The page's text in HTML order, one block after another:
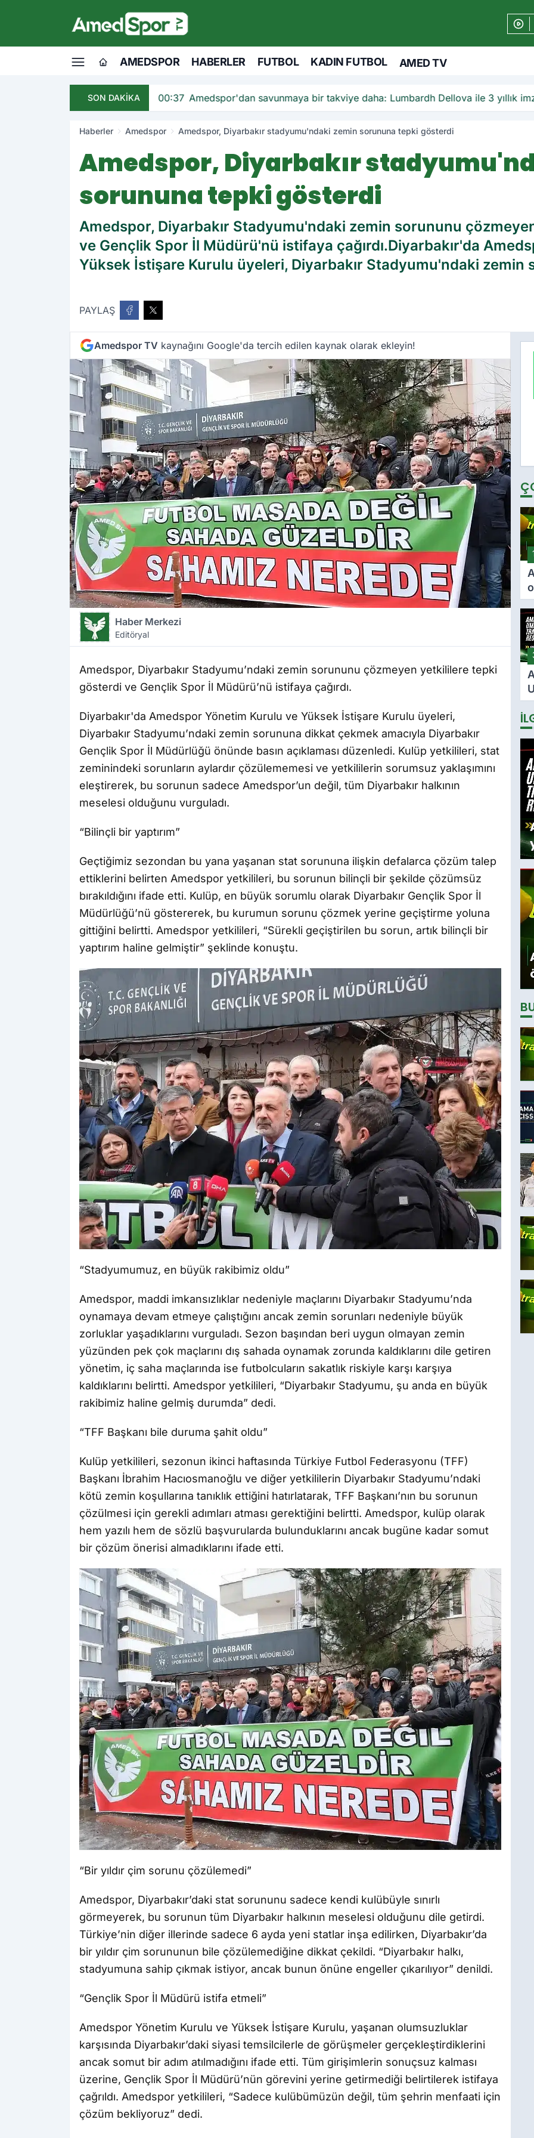
AMEDSPOR HABERLER FUTBOL KADIN FUTBOL AMED TV
SON DAKİKA 00:37 Amedspor'dan savunmaya bir takviye daha: Lumbardh Dellova ile 3 yıllık
Haberler Amedspor Amedspor, Diyarbakır stadyumu'ndaki zemin sorununa tepki gösterdi
Amedspor, Diyarbakır
sorununa tepki gösterdi
Amedspor, Diyarbakır Stadyumu'ndaki zemin sorununu
ve Gençlik Spor İl Müdürü'nü istifaya çağırdı.Diyarbakır'da
Yüksek İstişare Kurulu üyeleri, Diyarbakır Stadyumu'ndaki zemin
PAYLAŞ
Amedspor TV kaynağını Google'da tercih edilen kaynak olarak ekleyin!
Haber Merkezi
Editöryal
Amedspor, Diyarbakır Stadyumu’ndaki zemin sorununu çözmeyen yetkililere tepki
gösterdi ve Gençlik Spor İl Müdürü’nü istifaya çağırdı.
Diyarbakır'da Amedspor Yönetim Kurulu ve Yüksek İstişare Kurulu üyeleri,
Diyarbakır Stadyumu’ndaki zemin sorununa dikkat çekmek amacıyla Diyarbakır
Gençlik Spor İl Müdürlüğü önünde basın açıklaması düzenledi. Kulüp yetkilileri, stat
zeminindeki sorunların aylardır çözülememesi ve yetkililerin sorumsuz yaklaşımını
eleştirerek, bu sorunun sadece Amedspor’un değil, tüm Diyarbakır halkının
meselesi olduğunu vurguladı.
“Bilinçli bir yaptırım”
Geçtiğimiz sezondan bu yana yaşanan stat sorununa ilişkin defalarca çözüm talep
ettiklerini belirten Amedspor yetkilileri, bu sorunun bilinçli bir şekilde çözümsüz
bırakıldığını ifade etti. Kulüp, en büyük sorumlu olarak Diyarbakır Gençlik Spor İl
Müdürlüğü’nü göstererek, bu kurumun sorunu çözmek yerine geçiştirme yoluna
gittiğini belirtti. Amedspor yetkilileri, “Sürekli geçiştirilen bu sorun, artık bilinçli bir
yaptırım haline gelmiştir” şeklinde konuştu.
“Stadyumumuz, en büyük rakibimiz oldu”
Amedspor, maddi imkansızlıklar nedeniyle maçlarını Diyarbakır Stadyumu’nda
oynamaya devam etmeye çalıştığını ancak zemin sorunları nedeniyle büyük
zorluklar yaşadıklarını vurguladı. Sezon başından beri uygun olmayan zemin
yüzünden pek çok maçlarını dış sahada oynamak zorunda kaldıklarını dile getiren
yönetim, iç saha maçlarında ise futbolcuların sakatlık riskiyle karşı karşıya
kaldıklarını belirtti. Amedspor yetkilileri, “Diyarbakır Stadyumu, şu anda en büyük
rakibimiz haline gelmiş durumda” dedi.
“TFF Başkanı bile duruma şahit oldu”
Kulüp yetkilileri, sezonun ikinci haftasında Türkiye Futbol Federasyonu (TFF)
Başkanı İbrahim Hacıosmanoğlu ve diğer yetkililerin Diyarbakır Stadyumu’ndaki
kötü zemin koşullarına tanıklık ettiğini hatırlatarak, TFF Başkanı’nın bu sorunun
çözülmesi için gerekli adımları atması gerektiğini belirtti. Amedspor, kulüp olarak
hem yazılı hem de sözlü başvurularda bulunduklarını ancak bugüne kadar somut
bir çözüm önerisi almadıklarını ifade etti.
“Bir yıldır çim sorunu çözülemedi”
Amedspor, Diyarbakır’daki stat sorununu sadece kendi kulübüyle sınırlı
görmeyerek, bu sorunun tüm Diyarbakır halkının meselesi olduğunu dile getirdi.
Türkiye’nin diğer illerinde sadece 6 ayda yeni statlar inşa edilirken, Diyarbakır’da
bir yıldır çim sorununun bile çözülemediğine dikkat çekildi. “Diyarbakır halkı,
stadyumuna sahip çıkmak istiyor, ancak bunun önüne engeller çıkarılıyor” denildi.
“Gençlik Spor İl Müdürü istifa etmeli”
Amedspor Yönetim Kurulu ve Yüksek İstişare Kurulu, yaşanan olumsuzluklar
karşısında Diyarbakır’daki siyasi temsilcilerle de görüşmeler gerçekleştirdiklerini
ancak somut bir adım atılmadığını ifade etti. Tüm girişimlerin sonuçsuz kalması
üzerine, Gençlik Spor İl Müdürü’nün görevini yerine getirmediği belirtilerek istifaya
çağrıldı. Amedspor yetkilileri, “Sadece kulübümüzün değil, tüm şehrin menfaati için
çözüm bekliyoruz” dedi.